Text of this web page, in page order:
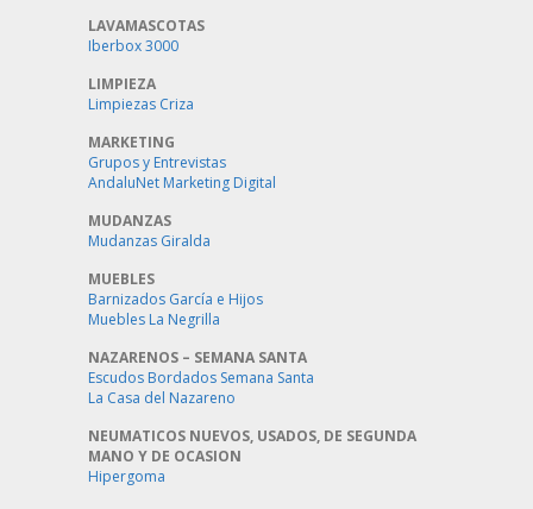
LAVAMASCOTAS
Iberbox 3000
LIMPIEZA
Limpiezas Criza
MARKETING
Grupos y Entrevistas
AndaluNet Marketing Digital
MUDANZAS
Mudanzas Giralda
MUEBLES
Barnizados García e Hijos
Muebles La Negrilla
NAZARENOS – SEMANA SANTA
Escudos Bordados Semana Santa
La Casa del Nazareno
NEUMATICOS NUEVOS, USADOS, DE SEGUNDA
MANO Y DE OCASION
Hipergoma